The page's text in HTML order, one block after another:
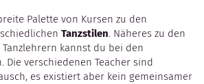
Palette von Kursen zu den
Tanzstilen. Näheres zu den
kannst du bei den
Die verschiedenen Teacher sind
es existiert aber kein gemeinsamer